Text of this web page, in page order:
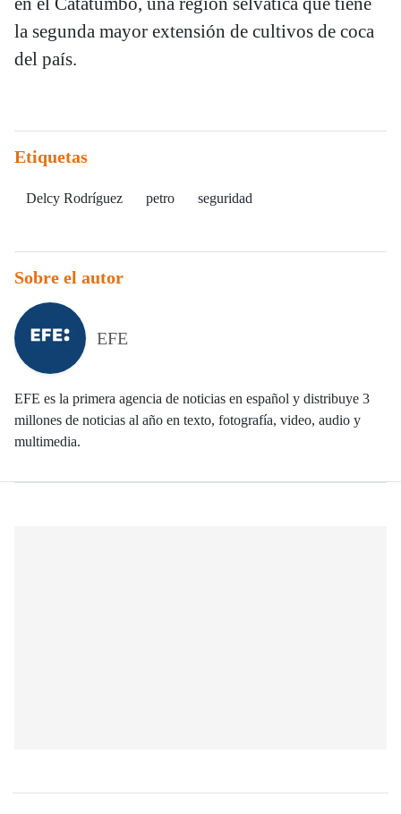
la segunda mayor extensión de cultivos de coca
del país.
Etiquetas
Delcy Rodríguez petro seguridad
Sobre el autor
EFE
EFE es la primera agencia de noticias en español y distribuye 3
millones de noticias al año en texto, fotografía, video, audio y
multimedia.